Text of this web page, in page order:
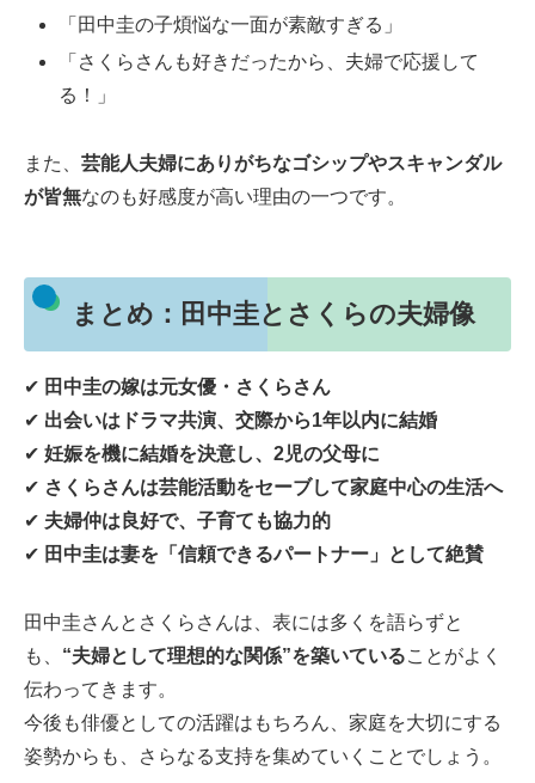
「田中圭の子煩悩な一面が素敵すぎる」
「さくらさんも好きだったから、夫婦で応援して
る！」
また、 芸能人夫婦にありがちなゴシップやスキャンダル
が皆無なのも好感度が高い理由の一つです。
まとめ：田中圭とさくらの夫婦像
✔ 田中圭の嫁は元女優・さくらさん
✔ 出会いはドラマ共演、交際から1年以内に結婚
✔ 妊娠を機に結婚を決意し、2児の父母に
✔ さくらさんは芸能活動をセーブして家庭中心の生活へ
✔ 夫婦仲は良好で、子育ても協力的
✔ 田中圭は妻を「信頼できるパートナー」として絶賛
田中圭さんとさくらさんは、表には多くを語らずと
も、 “夫婦として理想的な関係”を築いていることがよく
伝わってきます。
今後も俳優としての活躍はもちろん、家庭を大切にする
姿勢からも、さらなる支持を集めていくことでしょう。